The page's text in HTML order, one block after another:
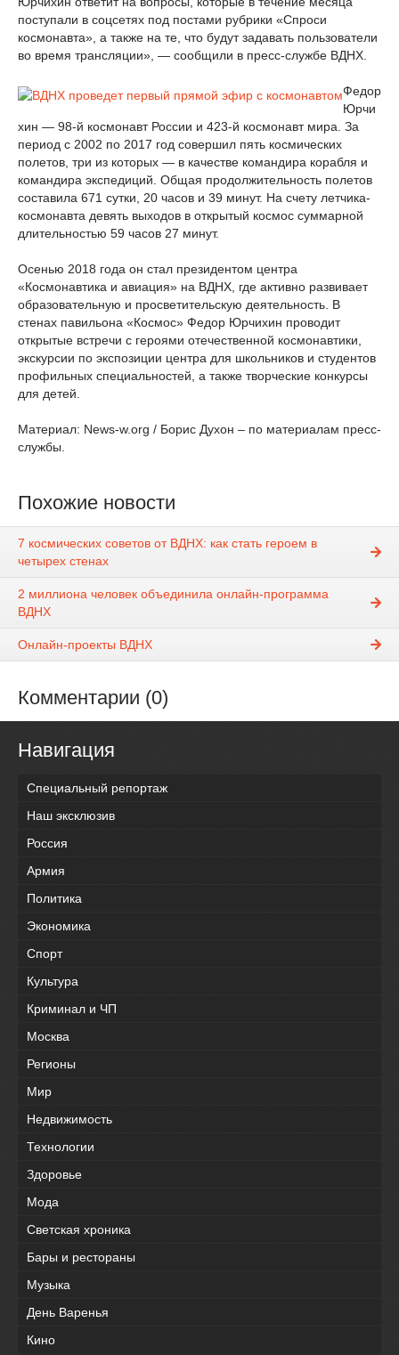
поступали в соцсетях под постами рубрики «Спроси
космонавта», а также на те, что будут задавать пользователи
во время трансляции», — сообщили в пресс-службе ВДНХ.
Федор
Юрчи
хин — 98-й космонавт России и 423-й космонавт мира. За
период с 2002 по 2017 год совершил пять космических
полетов, три из которых — в качестве командира корабля и
командира экспедиций. Общая продолжительность полетов
составила 671 сутки, 20 часов и 39 минут. На счету летчика-
космонавта девять выходов в открытый космос суммарной
длительностью 59 часов 27 минут.
Осенью 2018 года он стал президентом центра
«Космонавтика и авиация» на ВДНХ, где активно развивает
образовательную и просветительскую деятельность. В
стенах павильона «Космос» Федор Юрчихин проводит
открытые встречи с героями отечественной космонавтики,
экскурсии по экспозиции центра для школьников и студентов
профильных специальностей, а также творческие конкурсы
для детей.
Материал: News-w.org / Борис Духон – по материалам пресс-
службы.
Похожие новости
7 космических советов от ВДНХ: как стать героем в
четырех стенах
2 миллиона человек объединила онлайн-программа
ВДНХ
Онлайн-проекты ВДНХ
Комментарии (0)
Навигация
Специальный репортаж
Наш эксклюзив
Россия
Армия
Политика
Экономика
Спорт
Культура
Криминал и ЧП
Москва
Регионы
Мир
Недвижимость
Технологии
Здоровье
Мода
Светская хроника
Бары и рестораны
Музыка
День Варенья
Кино